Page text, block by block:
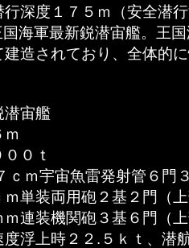
度１７５ｍ（安全潜行
国海軍最新鋭潜宙艦。王
建造されており、全体的
潜宙艦
０ｔ
ｃｍ宇宙魚雷発射管６門
装両用砲２基２門（上
装機関砲３基６門（上
上時２２.５ｋｔ、潜